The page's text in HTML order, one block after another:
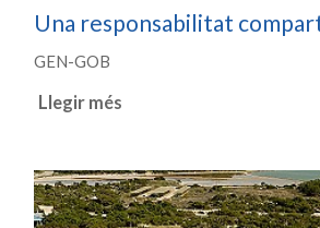
Una responsabilitat
GEN-GOB
Llegir més